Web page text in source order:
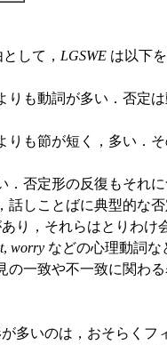
して， LGSWE は以下
も動詞が多い．否定
も節が短く，多い．
否定形の反復もそれ
しことばに典型的な
り，それらはとりわけ
, worry などの心理動詞な
一致や不一致に関わ
多いのは，おそらくフ